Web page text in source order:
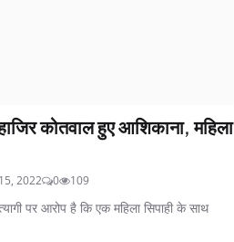
कोतवाल हुए आशिकाना, महिला
2022 0 109
पर आरोप है कि एक महिला सिपाही के साथ